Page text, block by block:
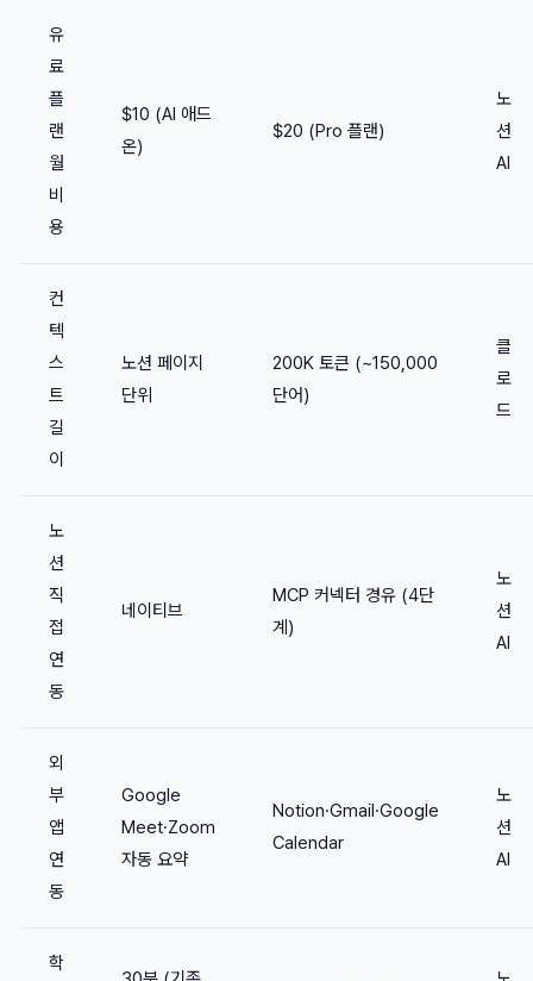
유
료
플
랜
월
비
용
$10 (AI 애드
온)
$20 (Pro 플랜)
노
션
AI
컨
텍
스
트
길
이
노션 페이지
단위
200K 토큰 (~150,000
단어)
클
로
드
노
션
직
접
연
동
네이티브
MCP 커넥터 경유 (4단
계)
노
션
AI
외
부
앱
연
동
Google
Meet·Zoom
자동 요약
Notion·Gmail·Google
Calendar
노
션
AI
학